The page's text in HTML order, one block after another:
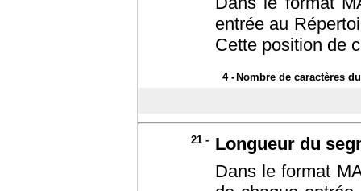
entrée au
Cette position de
4 - Nombre de caractères
21 -
Longueur du
Dans le format